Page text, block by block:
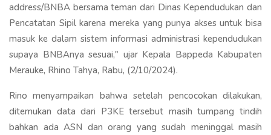
address/BNBA bersama teman dari Dinas Kependudukan dan
Pencatatan Sipil karena mereka yang punya akses untuk bisa
masuk ke dalam sistem informasi administrasi kependudukan
supaya BNBAnya sesuai," ujar Kepala Bappeda Kabupaten
Merauke, Rhino Tahya, Rabu, (2/10/2024).
Rino menyampaikan bahwa setelah pencocokan dilakukan,
ditemukan data dari P3KE tersebut masih tumpang tindih
bahkan ada ASN dan orang yang sudah meninggal masih